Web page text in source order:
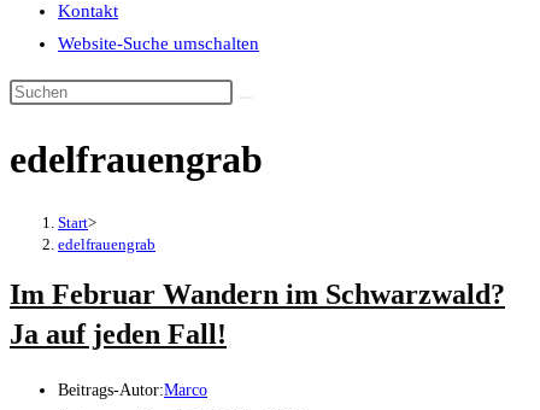
Kontakt
Website-Suche umschalten
edelfrauengrab
Start>
edelfrauengrab
Im Februar Wandern im Schwarzwald?
Ja auf jeden Fall!
Beitrags-Autor:Marco